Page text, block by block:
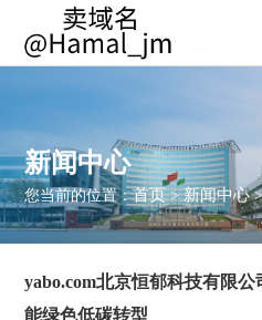
新闻中心
您当前的位置：首页>新闻中心
yabo.com北京恒郁科技有限
能绿色低碳转型